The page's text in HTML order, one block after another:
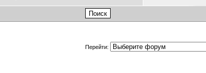
Перейти: